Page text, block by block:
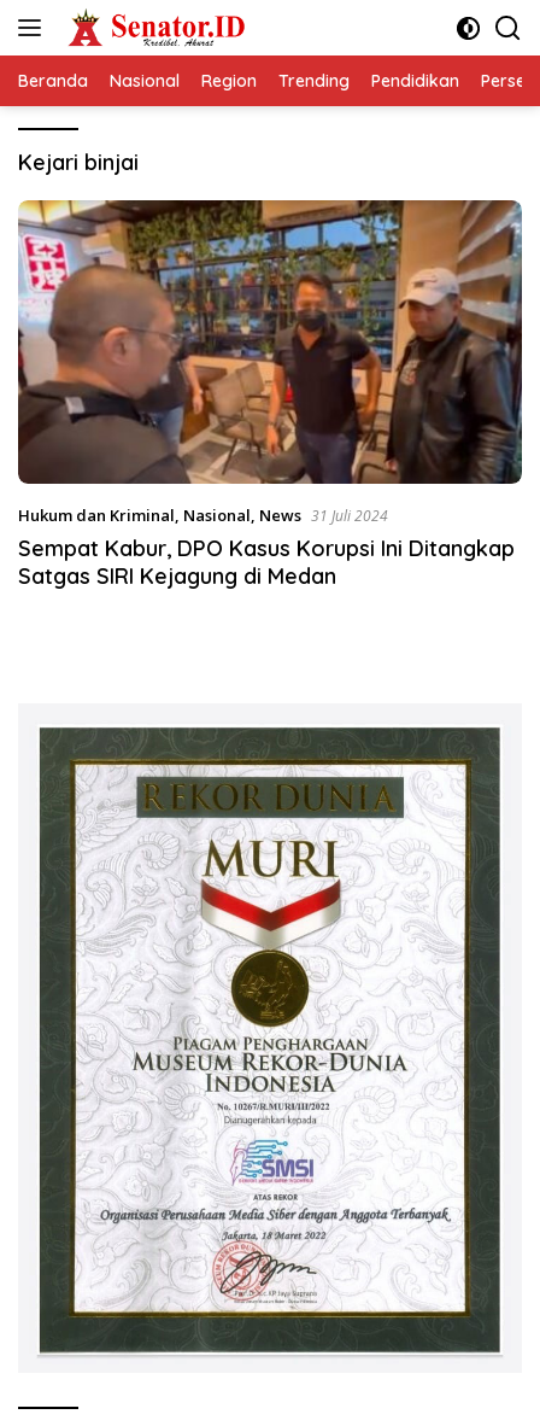
Beranda Nasional Region Trending Pendidikan
Kejari binjai
Hukum dan Kriminal, Nasional, News 31 Juli 2024
Sempat Kabur, DPO Kasus Korupsi Ini Ditangkap
Satgas SIRI Kejagung di Medan